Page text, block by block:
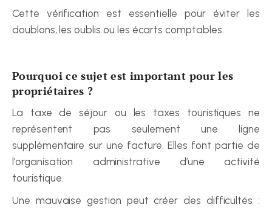
Cette vérification est essentielle pour éviter les
doublons, les oublis ou les écarts comptables.
Pourquoi ce sujet est important pour les
propriétaires ?
La taxe de séjour ou les taxes touristiques ne
représentent pas seulement une ligne
supplémentaire sur une facture. Elles font partie de
l’organisation administrative d’une activité
touristique.
Une mauvaise gestion peut créer des difficultés :